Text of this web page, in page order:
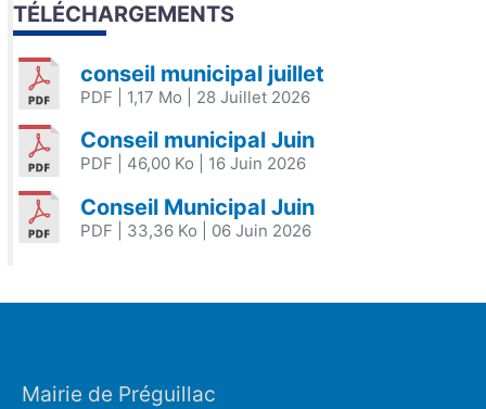
TÉLÉCHARGEMENTS
conseil municipal juillet
PDF | 1,17 Mo | 28 Juillet 2026
Conseil municipal Juin
PDF | 46,00 Ko | 16 Juin 2026
Conseil Municipal Juin
PDF | 33,36 Ko | 06 Juin 2026
Mairie de Préguillac